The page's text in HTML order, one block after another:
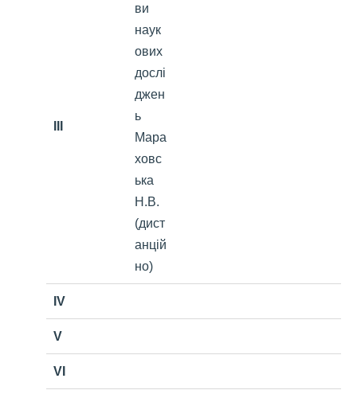
ви
наук
ових
дослі
джен
ь
Мара
ховс
ька
Н.В.
(дист
анцій
но)
IV
V
VI